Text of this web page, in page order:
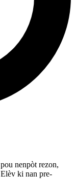
nenpòt rezon,
ki nan pre-